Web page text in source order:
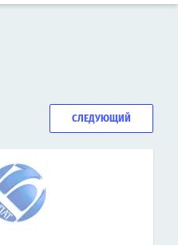
СЛЕДУЮЩИЙ